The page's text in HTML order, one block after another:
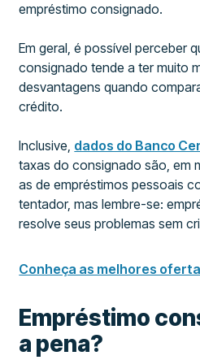
empréstimo consignado.
Em geral, é possível perceber
consignado tende a ter muito
desvantagens quando
crédito.
Inclusive, dados do Banco
taxas do consignado são, em
as de empréstimos pessoais
tentador, mas lembre-se:
resolve seus problemas sem
Conheça as melhores
Empréstimo
a pena?